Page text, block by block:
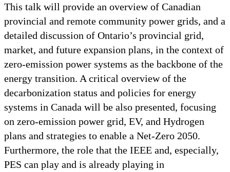
This talk will provide an overview of Canadian
provincial and remote community power grids, and a
detailed discussion of Ontario’s provincial grid,
market, and future expansion plans, in the context of
zero-emission power systems as the backbone of the
energy transition. A critical overview of the
decarbonization status and policies for energy
systems in Canada will be also presented, focusing
on zero-emission power grid, EV, and Hydrogen
plans and strategies to enable a Net-Zero 2050.
Furthermore, the role that the IEEE and, especially,
PES can play and is already playing in